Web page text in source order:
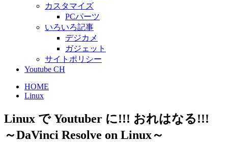
カスタマイズ
PCパーツ
いろいろ記事
デジカメ
ガジェット
サイトポリシー
Youtube CH
HOME
Linux
Linux で Youtuber に!!! おれはなる!!!
～DaVinci Resolve on Linux～